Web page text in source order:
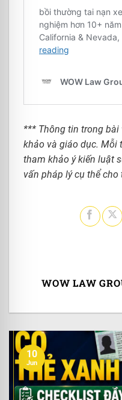
*** Thông tin trong
khảo và giáo dục. Mỗi
tham khảo ý kiến luật
vấn pháp lý cụ thể
WOW LAW
10
Jun